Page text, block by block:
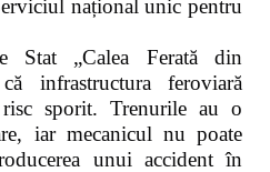
național unic pentru
Stat „Calea Ferată din
infrastructura feroviară
sporit. Trenurile au o
iar mecanicul nu poate
unui accident în